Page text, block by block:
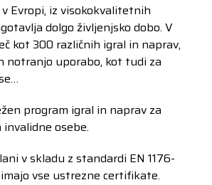
Evropi, iz visokokvalitetnih
dolgo življenjsko dobo. V
kot 300 različnih igral in naprav,
notranjo uporabo, kot tudi za
program igral in naprav za
osebe.
v skladu z standardi EN 1176-
imajo vse ustrezne certifikate.